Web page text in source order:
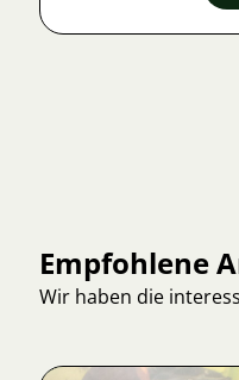
Empfohlene
Wir haben die